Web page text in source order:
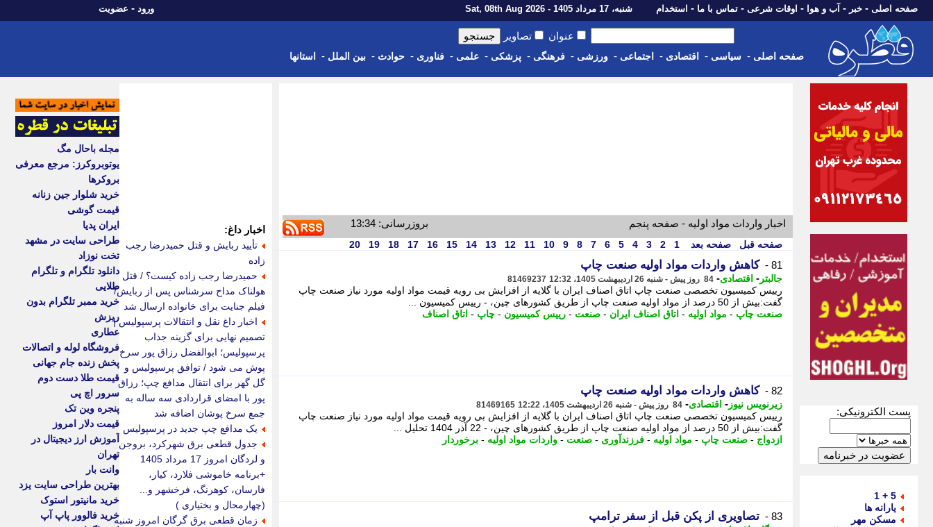
صفحه اصلی - خبر - آب و هوا - اوقات شرعی - تماس با ما - استخدام شنبه، 17 مرداد 1405 - Sat, 08th Aug 2026 ورود - عضویت
عنوان تصاویر
صفحه اصلی - سیاسی - اقتصادی - اجتماعی - ورزشی - فرهنگی - پزشکی - علمی - فناوری - حوادث - بین الملل - استانها
پست الکترونیکی:
5 + 1
یارانه ها
مسکن مهر
اخبار واردات مواد اولیه - صفحه پنجم بروزرسانی: 13:34
صفحه قبل صفحه بعد 1
2
3
4
5
6
7
8
9
10
11
12
13
14
15
16
17
18
19
20
81 - کاهش واردات مواد اولیه صنعت چاپ
جالبتر - اقتصادی- 84 روز پیش - شنبه 26 اردیبهشت 1405، 12:32 81469237
رییس کمیسیون تخصصی صنعت چاپ اتاق اصناف ایران با گلایه از افزایش بی رویه قیمت مواد اولیه مورد نیاز صنعت چاپ
گفت:بیش از 50 درصد از مواد اولیه صنعت چاپ از طریق کشورهای چین، - رییس کمیسیون ...
صنعت چاپ - مواد اولیه - اتاق اصناف ایران - صنعت - رییس کمیسیون - چاپ - اتاق اصناف
82 - کاهش واردات مواد اولیه صنعت چاپ
زیرنویس نیوز - اقتصادی- 84 روز پیش - شنبه 26 اردیبهشت 1405، 12:22 81469165
رییس کمیسیون تخصصی صنعت چاپ اتاق اصناف ایران با گلایه از افزایش بی رویه قیمت مواد اولیه مورد نیاز صنعت چاپ
گفت:بیش از 50 درصد از مواد اولیه صنعت چاپ از طریق کشورهای چین، - 22 آذر 1404 تحلیل ...
ازدواج - صنعت چاپ - مواد اولیه - فرزندآوری - صنعت - واردات مواد اولیه - برخوردار
83 - تصاویری از پکن قبل از سفر ترامپ
اخبار داغ:
تأیید ربایش و قتل حمیدرضا رجب
زاده
حمیدرضا رجب زاده کیست؟ / قتل
هولناک مداح سرشناس پس از ربایش/
فیلم جنایت برای خانواده ارسال شد
اخبار داغ نقل و انتقالات پرسپولیس |
تصمیم نهایی برای گزینه جذاب
پرسپولیس؛ ابوالفضل رزاق پور سرخ
پوش می شود / توافق پرسپولیس و
گل گهر برای انتقال مدافع چپ؛ رزاق
پور با امضای قراردادی سه ساله به
جمع سرخ پوشان اضافه شد
یک مدافع چپ جدید در پرسپولیس
جدول قطعی برق شهرکرد، بروجن
و لردگان امروز 17 مرداد 1405
+برنامه خاموشی فلارد، کیار،
فارسان، کوهرنگ، فرخشهر و...
(چهارمحال و بختیاری )
زمان قطعی برق گرگان امروز شنبه
مجله باحال مگ
یوتوبروکرز: مرجع معرفی
بروکرها
خرید شلوار جین زنانه
قیمت گوشی
ایران پدیا
طراحی سایت در مشهد
تخت نوزاد
دانلود تلگرام و تلگرام
طلایی
خرید ممبر تلگرام بدون
ریزش
عطاری
فروشگاه لوله و اتصالات
پخش زنده جام جهانی
قیمت طلا دست دوم
سرور اچ پی
پنجره وین تک
قیمت دلار امروز
آموزش ارز دیجیتال در
تهران
وانت بار
بهترین طراحی سایت یزد
خرید مانیتور استوک
خرید فالوور پاپ آپ